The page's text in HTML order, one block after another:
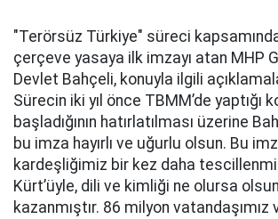
"Terörsüz Türkiye" süreci
çerçeve yasaya ilk imzayı atan MHP
Devlet Bahçeli, konuyla ilgili
Sürecin iki yıl önce TBMM’de yaptığı
başladığının hatırlatılması üzerine
bu imza hayırlı ve uğurlu olsun. Bu
kardeşliğimiz bir kez daha
Kürt’üyle, dili ve kimliği ne olursa
kazanmıştır. 86 milyon vatandaşımız